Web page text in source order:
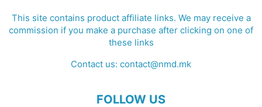
This site contains product affiliate links. We may receive a
commission if you make a purchase after clicking on one of
these links
Contact us: contact@nmd.mk
FOLLOW US